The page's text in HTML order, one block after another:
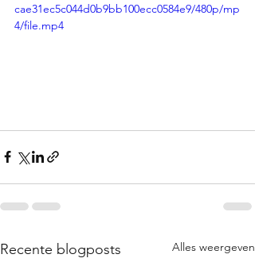
cae31ec5c044d0b9bb100ecc0584e9/480p/mp
4/file.mp4
Recente blogposts Alles weergeven